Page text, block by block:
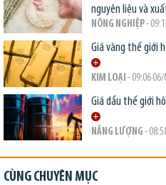
nguyên liệu và
NÔNG NGHIỆP-
Giá vàng thế giới
KIM LOẠI - 09:06
Giá dầu thế giới
NĂNG LƯỢNG -
CÙNG CHUYÊN MỤC